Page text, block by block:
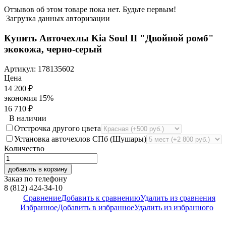
Отзывов об этом товаре пока нет. Будьте первым!
Загрузка данных авторизации
Купить Авточехлы Kia Soul II "Двойной ромб"
экокожа, черно-серый
Артикул: 178135602
Цена
14 200 ₽
экономия 15%
16 710 ₽
В наличии
Отстрочка другого цвета
Установка авточехлов СПб (Шушары)
Количество
добавить в корзину
Заказ по телефону
8 (812) 424-34-10
СравнениеДобавить к сравнениюУдалить из сравнения
ИзбранноеДобавить в избранноеУдалить из избранного